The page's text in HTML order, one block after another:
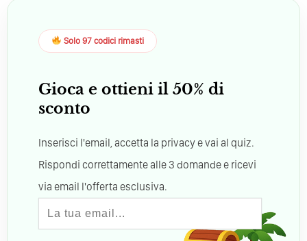
Solo 97 codici rimasti
Gioca e ottieni il 50% di
sconto
Inserisci l'email, accetta la privacy e vai al quiz.
Rispondi correttamente alle 3 domande e ricevi
via email l'offerta esclusiva.